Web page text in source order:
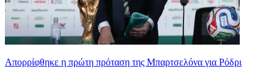
Απορρίφθηκε η πρώτη πρόταση της Μπαρτσελόνα για Ρόδρι